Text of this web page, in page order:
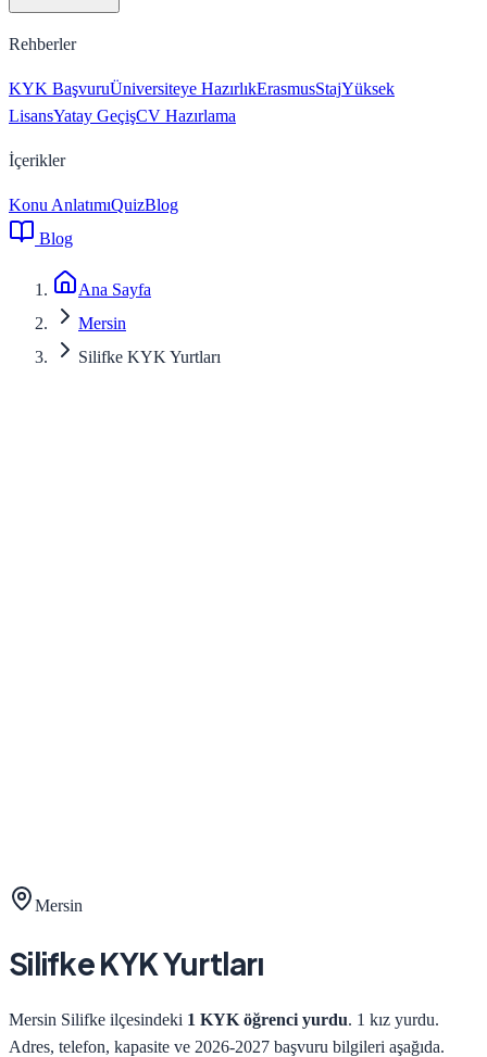
Rehberler
KYK BaşvuruÜniversiteye HazırlıkErasmusStajYüksek
LisansYatay GeçişCV Hazırlama
İçerikler
Konu AnlatımıQuizBlog
Blog
Ana Sayfa
Mersin
Silifke KYK Yurtları
Mersin
SilifkeKYK Yurtları
Mersin Silifke ilçesindeki 1 KYK öğrenci yurdu. 1 kız yurdu.
Adres, telefon, kapasite ve 2026-2027 başvuru bilgileri aşağıda.